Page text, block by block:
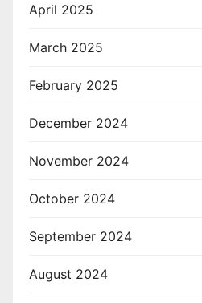
April 2025
March 2025
February 2025
December 2024
November 2024
October 2024
September 2024
August 2024